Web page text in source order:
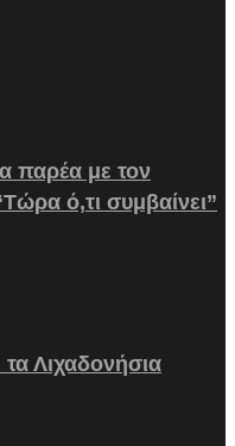
παρέα με τον
ό,τι συμβαίνει”
τα Λιχαδονήσια